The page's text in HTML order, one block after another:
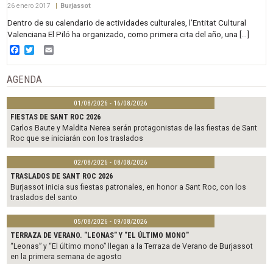
26 enero 2017 | Burjassot
Dentro de su calendario de actividades culturales, l’Entitat Cultural
Valenciana El Piló ha organizado, como primera cita del año, una […]
Facebook
Twitter
AGENDA
01/08/2026 - 16/08/2026
FIESTAS DE SANT ROC 2026
Carlos Baute y Maldita Nerea serán protagonistas de las fiestas de Sant
Roc que se iniciarán con los traslados
02/08/2026 - 08/08/2026
TRASLADOS DE SANT ROC 2026
Burjassot inicia sus fiestas patronales, en honor a Sant Roc, con los
traslados del santo
05/08/2026 - 09/08/2026
TERRAZA DE VERANO. "LEONAS" Y "EL ÚLTIMO MONO"
“Leonas” y “El último mono” llegan a la Terraza de Verano de Burjassot
en la primera semana de agosto